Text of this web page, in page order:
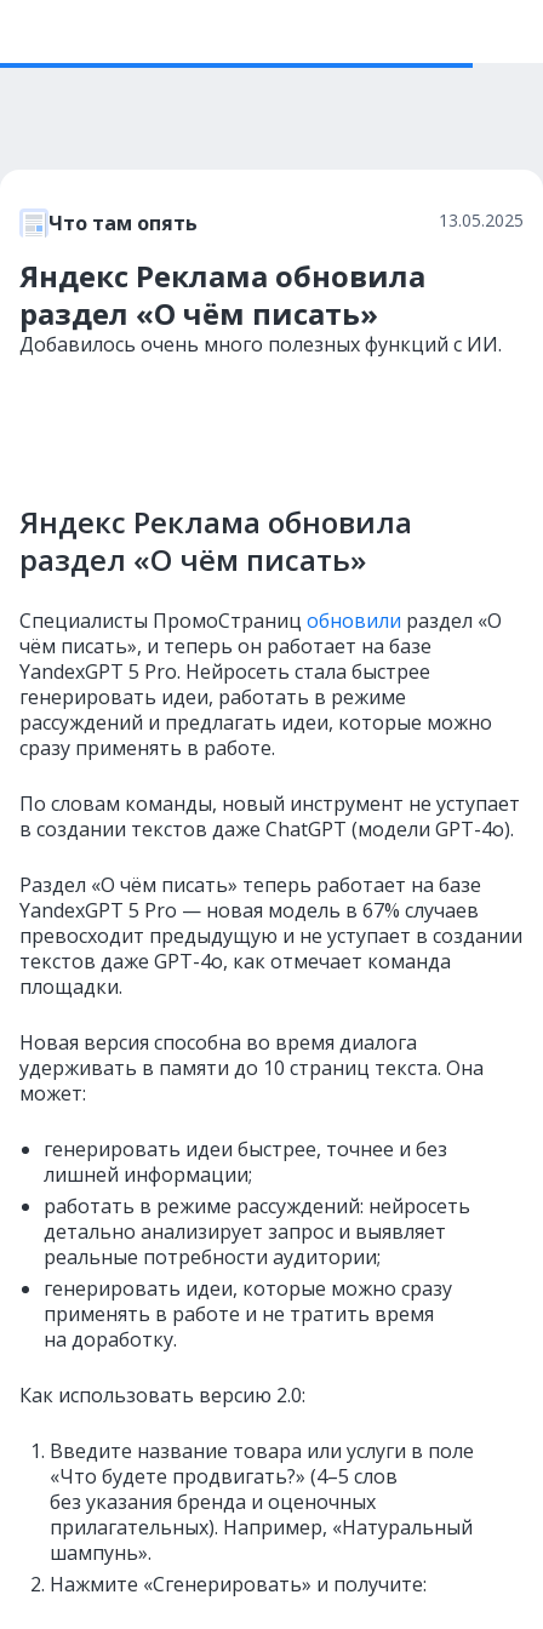
Что там опять 13.05.2025
Яндекс Реклама обновила
раздел «О чём писать»
Добавилось очень много полезных функций с ИИ.
Яндекс Реклама обновила
раздел «О чём писать»
Специалисты ПромоСтраниц обновили раздел «О
чём писать», и теперь он работает на базе
YandexGPT 5 Pro. Нейросеть стала быстрее
генерировать идеи, работать в режиме
рассуждений и предлагать идеи, которые можно
сразу применять в работе.
По словам команды, новый инструмент не уступает
в создании текстов даже ChatGPT (модели GPT-4o).
Раздел «О чём писать» теперь работает на базе
YandexGPT 5 Pro — новая модель в 67% случаев
превосходит предыдущую и не уступает в создании
текстов даже GPT-4o, как отмечает команда
площадки.
Новая версия способна во время диалога
удерживать в памяти до 10 страниц текста. Она
может:
генерировать идеи быстрее, точнее и без
лишней информации;
работать в режиме рассуждений: нейросеть
детально анализирует запрос и выявляет
реальные потребности аудитории;
генерировать идеи, которые можно сразу
применять в работе и не тратить время
на доработку.
Как использовать версию 2.0:
Введите название товара или услуги в поле
«Что будете продвигать?» (4–5 слов
без указания бренда и оценочных
прилагательных). Например, «Натуральный
шампунь».
Нажмите «Сгенерировать» и получите: